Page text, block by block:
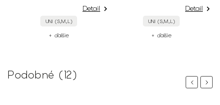
Detail
UNI (S,M,L)
+ ďalšie
Detail
UNI (S,M,L)
+ ďalšie
Podobné (12)
PreviousNext